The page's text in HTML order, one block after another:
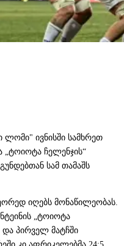
ლომი" ივნისში სამხრეთ
„ტოიოტა ჩელენჯის“
სამ თამაშს
იღებს მონაწილეობას.
„ტოიოტა
და პირველ მატჩში